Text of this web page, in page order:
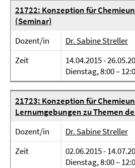
21722: Konzeption für
(Seminar)
Dozent/in
Dr. Sabine Streller
Zeit
14.04.2015 -
Dienstag, 8:00 –
21723: Konzeption für
Lernumgebungen zu Themen
Dozent/in
Dr. Sabine Streller
Zeit
02.06.2015 -
Dienstag, 8:00 –